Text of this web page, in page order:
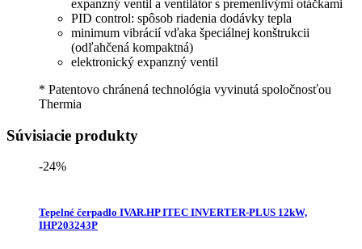
expanzný ventil a ventilátor s premenlivými otáčkami
PID control: spôsob riadenia dodávky tepla
minimum vibrácií vďaka špeciálnej konštrukcii
(odľahčená kompaktná)
elektronický expanzný ventil
* Patentovo chránená technológia vyvinutá spoločnosťou
Thermia
Súvisiacie produkty
-24%
Tepelné čerpadlo IVAR.HP ITEC INVERTER-PLUS 12kW,
IHP203243P